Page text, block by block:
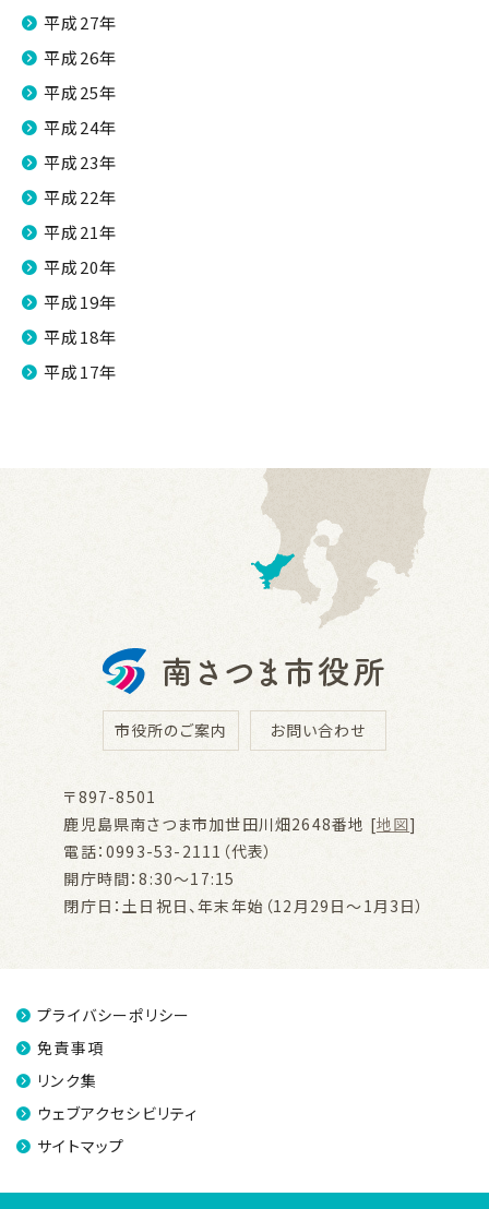
平成27年
平成26年
平成25年
平成24年
平成23年
平成22年
平成21年
平成20年
平成19年
平成18年
平成17年
市役所のご案内 お問い合わせ
〒897-8501
鹿児島県南さつま市加世田川畑2648番地 [地図]
電話：0993-53-2111（代表）
開庁時間：8:30～17:15
閉庁日：土日祝日、年末年始（12月29日～1月3日）
プライバシーポリシー
免責事項
リンク集
ウェブアクセシビリティ
サイトマップ